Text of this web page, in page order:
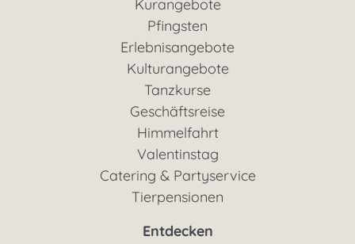
Kurangebote
Pfingsten
Erlebnisangebote
Kulturangebote
Tanzkurse
Geschäftsreise
Himmelfahrt
Valentinstag
Catering & Partyservice
Tierpensionen
Entdecken